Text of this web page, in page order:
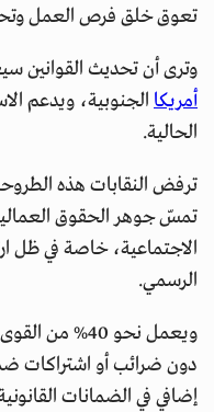
تعوق خلق فرص العمل
وترى أن تحديث القوانين
أمريكا الجنوبية، ويدعم
الحالية.
ترفض النقابات هذه
تمسّ جوهر الحقوق
الاجتماعية، خاصة في ظل
الرسمي.
ويعمل نحو
دون ضرائب أو اشتراكات
إضافي في الضمانات